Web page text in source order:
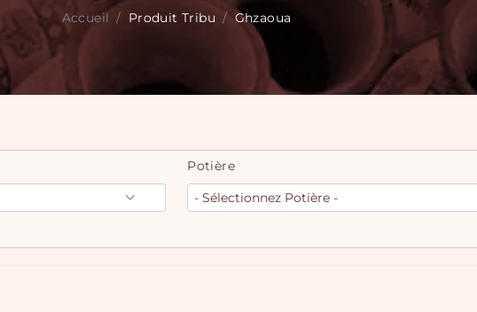
Accueil / Produit Tribu / Ghzaoua
Potière